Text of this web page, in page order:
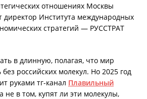
отношениях Москвы
Института международных
стратегий — РУССТРАТ
в длинную, полагая, что мир
российских молекул. Но 2025 год
руками тг-канал Плавильный
не в том, купят ли эти молекулы,